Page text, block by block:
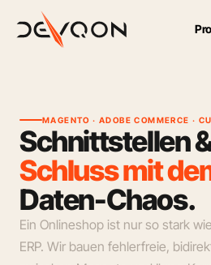
MAGENTO · ADOBE COMMERCE ·
Schnittstellen
Schlussmitde
Daten-Chaos.
Ein Onlineshop ist nur so stark
ERP. Wir bauen fehlerfreie,